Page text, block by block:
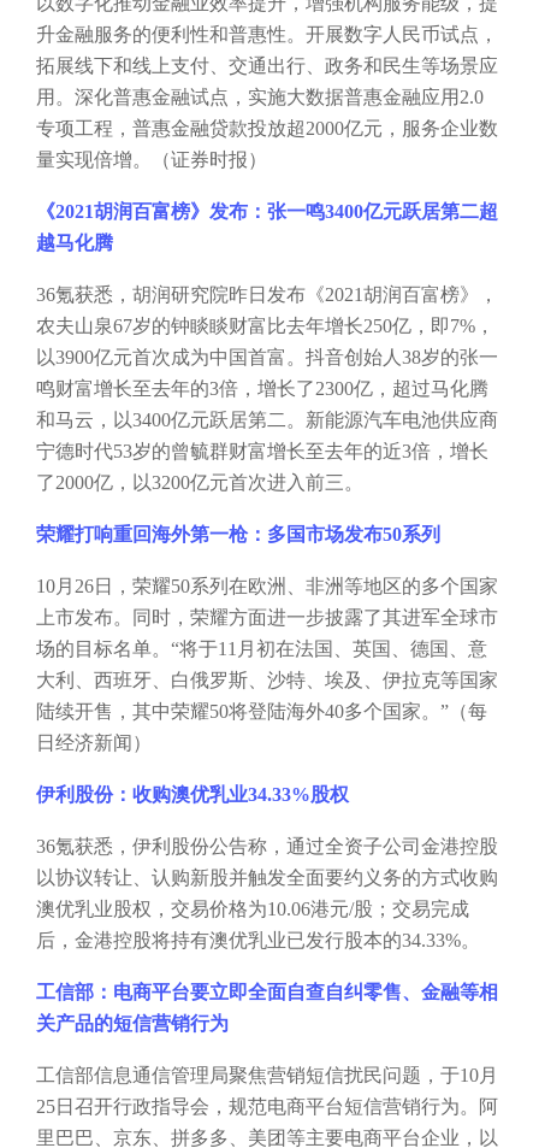
升金融服务的便利性和普惠性。开展数字人民币试点，
拓展线下和线上支付、交通出行、政务和民生等场景应
用。深化普惠金融试点，实施大数据普惠金融应用2.0
专项工程，普惠金融贷款投放超2000亿元，服务企业数
量实现倍增。（证券时报）
《2021胡润百富榜》发布：张一鸣3400亿元跃居第二超
越马化腾
36氪获悉，胡润研究院昨日发布《2021胡润百富榜》，
农夫山泉67岁的钟睒睒财富比去年增长250亿，即7%，
以3900亿元首次成为中国首富。抖音创始人38岁的张一
鸣财富增长至去年的3倍，增长了2300亿，超过马化腾
和马云，以3400亿元跃居第二。新能源汽车电池供应商
宁德时代53岁的曾毓群财富增长至去年的近3倍，增长
了2000亿，以3200亿元首次进入前三。
荣耀打响重回海外第一枪：多国市场发布50系列
10月26日，荣耀50系列在欧洲、非洲等地区的多个国家
上市发布。同时，荣耀方面进一步披露了其进军全球市
场的目标名单。“将于11月初在法国、英国、德国、意
大利、西班牙、白俄罗斯、沙特、埃及、伊拉克等国家
陆续开售，其中荣耀50将登陆海外40多个国家。”（每
日经济新闻）
伊利股份：收购澳优乳业34.33%股权
36氪获悉，伊利股份公告称，通过全资子公司金港控股
以协议转让、认购新股并触发全面要约义务的方式收购
澳优乳业股权，交易价格为10.06港元/股；交易完成
后，金港控股将持有澳优乳业已发行股本的34.33%。
工信部：电商平台要立即全面自查自纠零售、金融等相
关产品的短信营销行为
工信部信息通信管理局聚焦营销短信扰民问题，于10月
25日召开行政指导会，规范电商平台短信营销行为。阿
里巴巴、京东、拼多多、美团等主要电商平台企业，以